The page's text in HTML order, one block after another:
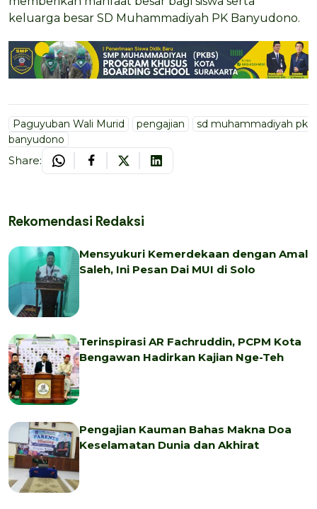
keluarga besar SD Muhammadiyah PK Banyudono.
Paguyuban Wali Murid pengajian
sd muhammadiyah pk
banyudono
Share:
Rekomendasi Redaksi
Mensyukuri Kemerdekaan dengan Amal
Saleh, Ini Pesan Dai MUI di Solo
Terinspirasi AR Fachruddin, PCPM Kota
Bengawan Hadirkan Kajian Nge-Teh
Pengajian Kauman Bahas Makna Doa
Keselamatan Dunia dan Akhirat